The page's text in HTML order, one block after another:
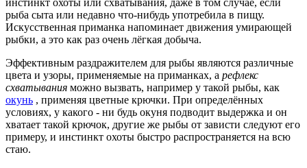
инстинкт охоты или схватывания, даже в том случае, если
рыба сыта или недавно что-нибудь употребила в пищу.
Искусственная приманка напоминает движения умирающей
рыбки, а это как раз очень лёгкая добыча.
Эффективным раздражителем для рыбы являются различные
цвета и узоры, применяемые на приманках, а рефлекс
схватывания можно вызвать, например у такой рыбы, как
окунь , применяя цветные крючки. При определённых
условиях, у какого - ни будь окуня подводит выдержка и он
хватает такой крючок, другие же рыбы от зависти следуют его
примеру, и инстинкт охоты быстро распространяется на всю
стаю.